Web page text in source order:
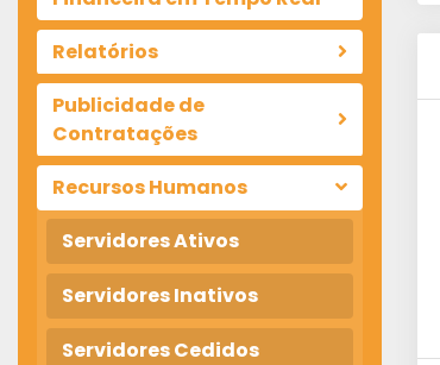
Relatórios
Publicidade de
Contratações
Recursos Humanos
Servidores Ativos
Servidores Inativos
Servidores Cedidos